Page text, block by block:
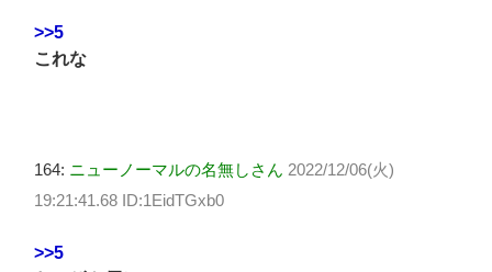
>>5
これな
164: ニューノーマルの名無しさん 2022/12/06(火)
19:21:41.68 ID:1EidTGxb0
>>5